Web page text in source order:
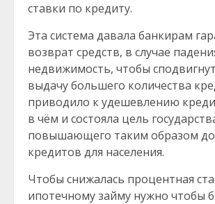
ставки по кредиту.
Эта система давала банкирам
возврат средств, в случае
недвижимость, чтобы
выдачу большего количества
приводило к удешевлению
в чём и состояла цель
повышающего таким образом
кредитов для населения.
Чтобы снижалась процентная
ипотечному займу нужно чтобы